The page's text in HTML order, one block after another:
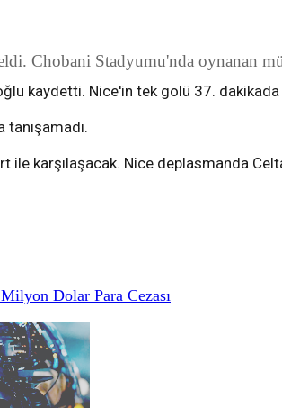
Chobani Stadyumu'nda oynanan
kaydetti. Nice'in tek golü 37.
ile karşılaşacak. Nice deplasmanda
Dolar Para Cezası